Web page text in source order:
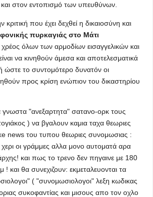
στον εντοπισμό των υπευθύνων.
που έχει δεχθεί η δικαιοσύνη και
φονικής πυρκαγιάς στο Μάτι
χρέος όλων των αρμοδίων εισαγγελικών και
να κινηθούν άμεσα και αποτελεσματικά
το συντομότερο δυνατόν οι
προς κρίση ενώπιον του δικαστηρίου
γνωστα "ανεξαρτητα" σατανο-ορκ τους
) να βγαλουν καμια ταχα θεωριες
news του τυπου θεωριες συνομωσιας :
οι γράμμες αλλα μονο αυτοματά αρα
και πως το τρενο δεν πηγαινε με 180
και θα συνεχιζουν: εκμεταλευονται τα
( "συνομωσιολογοι" λεξη κωδικας
συκοφαντίας και μισους απο τον οχλο